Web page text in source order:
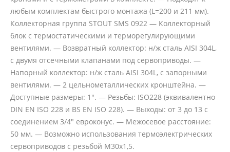
любым комплектам быстрого монтажа (L=200 и 211 мм).
Коллекторная группа STOUT SMS 0922 — Коллекторный
блок с термостатическими и терморегулирующими
вентилями. — Возвратный коллектор: н/ж сталь AISI 304L,
с двумя отсечными клапанами под сервоприводы. —
Напорный коллектор: н/ж сталь AISI 304L, с запорными
вентилями. — 2 цельнометаллических кронштейна. —
Доступные размеры: 1". — Резьбы: ISO228 (эквивалентно
DIN EN ISO 228 и BS EN ISO 228). — Выходы: от 3 до 13 с
соединением 3/4" евроконус. — Межосевое расстояние:
50 мм. — Возможно использования термоэлектрических
сервоприводов с резьбой М30х1,5.